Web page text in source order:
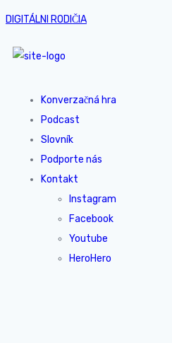
DIGITÁLNI RODIČIA
Konverzačná hra
Podcast
Slovník
Podporte nás
Kontakt
Instagram
Facebook
Youtube
HeroHero